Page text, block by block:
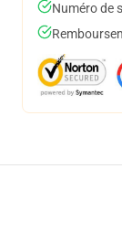
Numéro de